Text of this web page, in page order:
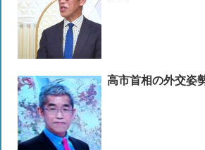
高市首相の外交姿